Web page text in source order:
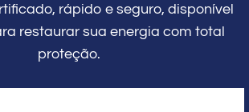
rápido e seguro, disponível
restaurar sua energia com total
proteção.